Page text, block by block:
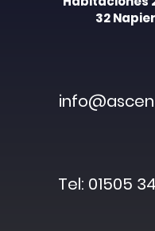
32
Tel: 01505